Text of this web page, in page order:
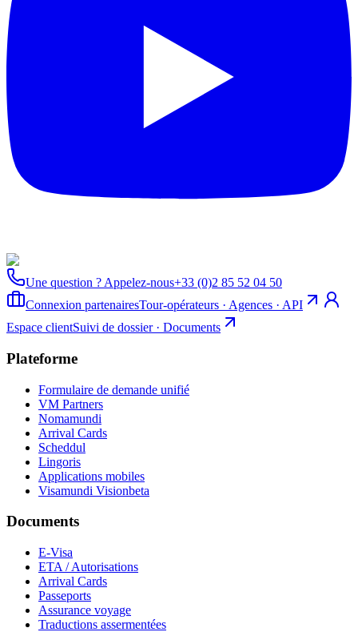
Une question ? Appelez-nous+33 (0)2 85 52 04 50
Connexion partenairesTour-opérateurs · Agences · API
Espace clientSuivi de dossier · Documents
Plateforme
Formulaire de demande unifié
VM Partners
Nomamundi
Arrival Cards
Scheddul
Lingoris
Applications mobiles
Visamundi Visionbeta
Documents
E-Visa
ETA / Autorisations
Arrival Cards
Passeports
Assurance voyage
Traductions assermentées